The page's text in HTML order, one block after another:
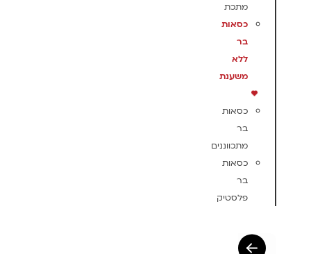
מתכת
כסאות
בר
ללא
משענת
כסאות
בר
מתכווננים
כסאות
בר
פלסטיק